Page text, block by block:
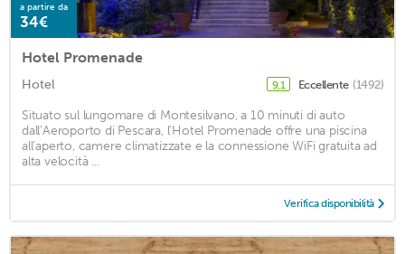
a partire da
34€
Hotel Promenade
Hotel 9,1 Eccellente (1492)
Situato sul lungomare di Montesilvano, a 10 minuti di auto
dall’Aeroporto di Pescara, l’Hotel Promenade offre una piscina
all’aperto, camere climatizzate e la connessione WiFi gratuita ad
alta velocità ...
Verifica disponibilità